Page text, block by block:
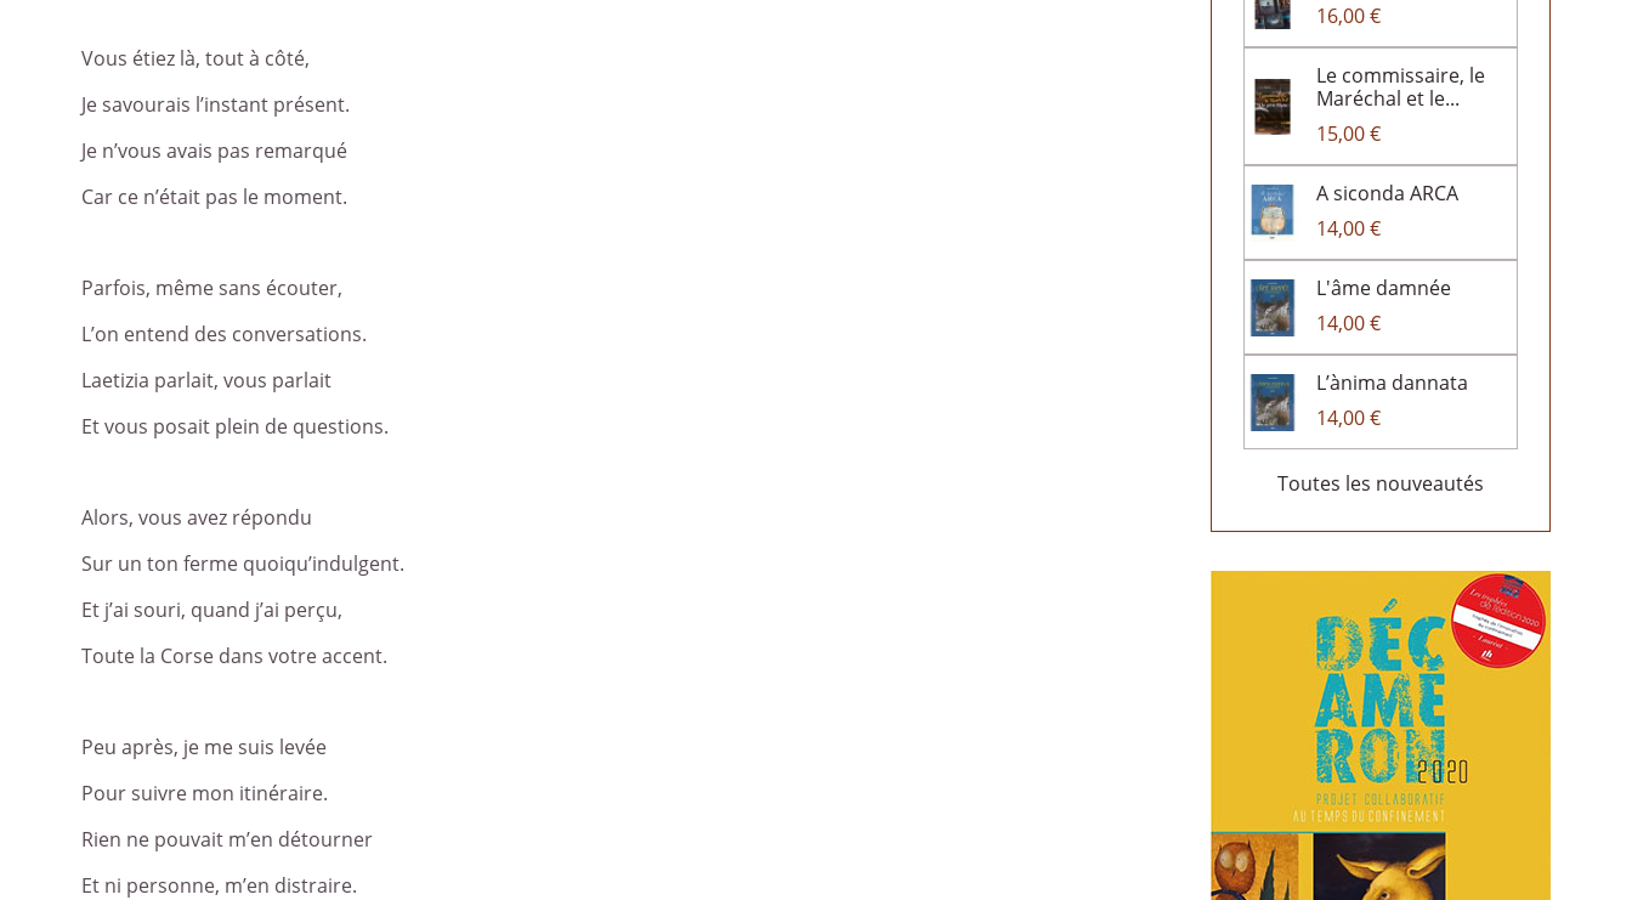
Vous étiez là, tout à côté,
Je savourais l’instant présent.
Je n’vous avais pas remarqué
Car ce n’était pas le moment.
Parfois, même sans écouter,
L’on entend des conversations.
Laetizia parlait, vous parlait
Et vous posait plein de questions.
Alors, vous avez répondu
Sur un ton ferme quoiqu’indulgent.
Et j’ai souri, quand j’ai perçu,
Toute la Corse dans votre accent.
Peu après, je me suis levée
Pour suivre mon itinéraire.
Rien ne pouvait m’en détourner
Et ni personne, m’en distraire.
16,00 €
Le commissaire, le
Maréchal et le...
15,00 €
A siconda ARCA
14,00 €
L'âme damnée
14,00 €
L’ànima dannata
14,00 €
Toutes les nouveautés